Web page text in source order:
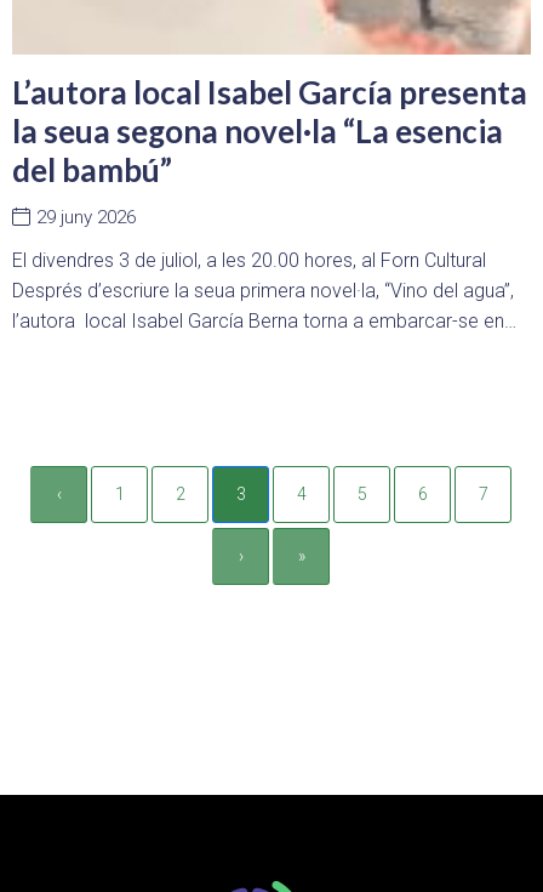
L’autora local Isabel García presenta
la seua segona novel·la “La esencia
del bambú”
29 juny 2026
El divendres 3 de juliol, a les 20.00 hores, al Forn Cultural
Després d’escriure la seua primera novel·la, “Vino del agua”,
l’autora local Isabel García Berna torna a embarcar-se en…
‹ 1 2 3 4 5 6 7
› »